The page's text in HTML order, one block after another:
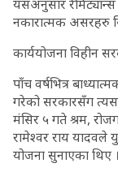
यसअनुसार
नकारात्मक असरहरु
कार्ययोजना विहीन
पाँच वर्षभित्र
गरेको सरकारसँग
मंसिर ५ गते श्रम,
रामेश्वर राय यादवले
योजना सुनाएका थिए ।